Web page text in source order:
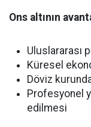
Ons altının
Uluslararası
Küresel
Döviz
Profesyonel
edilmesi